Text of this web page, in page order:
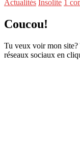
Actualités Insolite 1
Coucou!
Tu veux voir mon site?
réseaux sociaux en